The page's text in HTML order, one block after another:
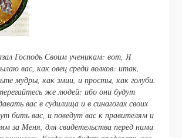
Господь Своим ученикам: вот, Я
вас, как овец среди волков: итак,
мудры, как змии, и просты, как голуби.
же людей: ибо они будут
вас в судилища и в синагогах своих
бить вас, и поведут вас к правителям и
за Меня, для свидетельства перед ними